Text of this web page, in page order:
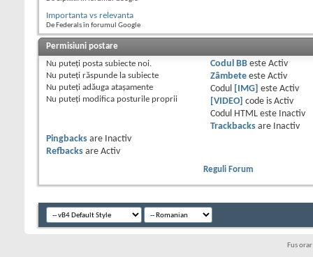
Importanta vs relevanta
De Federals în forumul Google
Permisiuni postare
Nu puteţi posta subiecte noi.
Nu puteţi răspunde la subiecte
Nu puteţi adăuga ataşamente
Nu puteţi modifica posturile proprii
Codul BBeste Activ
Zâmbeteeste Activ
Codul
[IMG] este Activ
[VIDEO]
code is Activ
Codul HTML este
Inactiv
Trackbacksare
Inactiv
Pingbacks are
Inactiv
Refbacks are Activ
Reguli Forum
Fus